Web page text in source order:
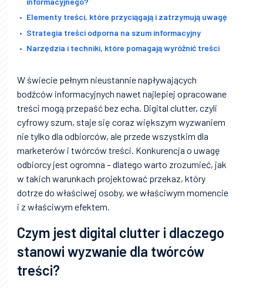
Elementy treści, które przyciągają i zatrzymują uwagę
Strategia treści odporna na szum informacyjny
Narzędzia i techniki, które pomagają wyróżnić treści
W świecie pełnym nieustannie napływających
bodźców informacyjnych nawet najlepiej opracowane
treści mogą przepaść bez echa. Digital clutter, czyli
cyfrowy szum, staje się coraz większym wyzwaniem
nie tylko dla odbiorców, ale przede wszystkim dla
marketerów i twórców treści. Konkurencja o uwagę
odbiorcy jest ogromna – dlatego warto zrozumieć, jak
w takich warunkach projektować przekaz, który
dotrze do właściwej osoby, we właściwym momencie
i z właściwym efektem.
Czym jest digital clutter i dlaczego
stanowi wyzwanie dla twórców
treści?